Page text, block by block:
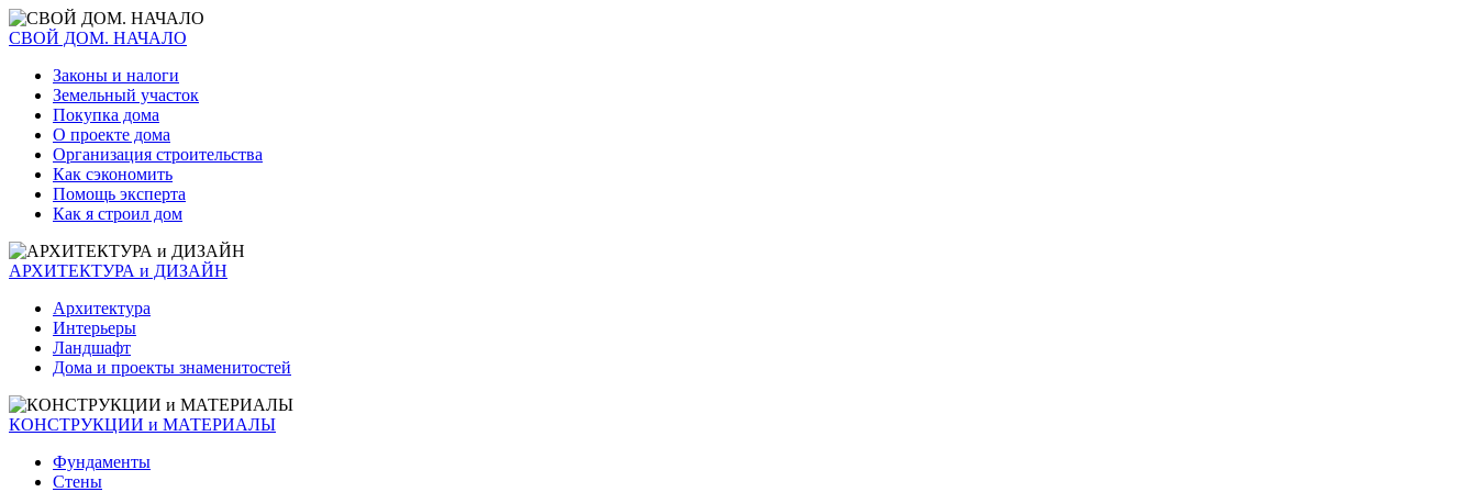
СВОЙ ДОМ. НАЧАЛО
Законы и налоги
Земельный участок
Покупка дома
О проекте дома
Организация строительства
Как сэкономить
Помощь эксперта
Как я строил дом
АРХИТЕКТУРА и ДИЗАЙН
Архитектура
Интерьеры
Ландшафт
Дома и проекты знаменитостей
КОНСТРУКЦИИ и МАТЕРИАЛЫ
Фундаменты
Стены